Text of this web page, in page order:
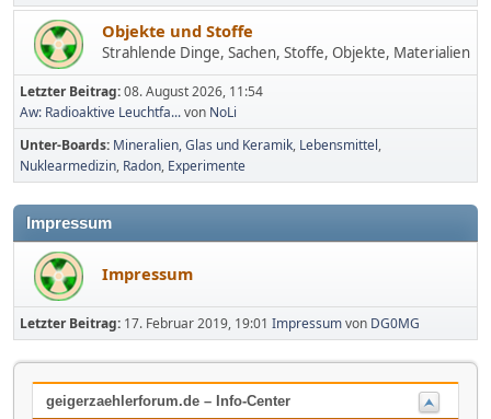
Objekte und Stoffe
Strahlende Dinge, Sachen, Stoffe, Objekte, Materialien
Letzter Beitrag:08. August 2026, 11:54
Aw: Radioaktive Leuchtfa...von NoLi
Unter-Boards Mineralien, Glas und Keramik Lebensmittel
Nuklearmedizin Radon Experimente
Impressum
Impressum
Letzter Beitrag: 17. Februar 2019, 19:01 Impressumvon DG0MG
geigerzaehlerforum.de – Info-Center